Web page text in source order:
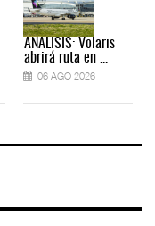
ANÁLISIS: Volaris
abrirá ruta en ...
06 AGO 2026